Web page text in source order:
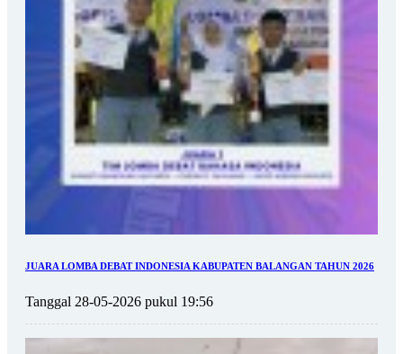
JUARA LOMBA DEBAT INDONESIA KABUPATEN BALANGAN TAHUN 2026
Tanggal 28-05-2026 pukul 19:56